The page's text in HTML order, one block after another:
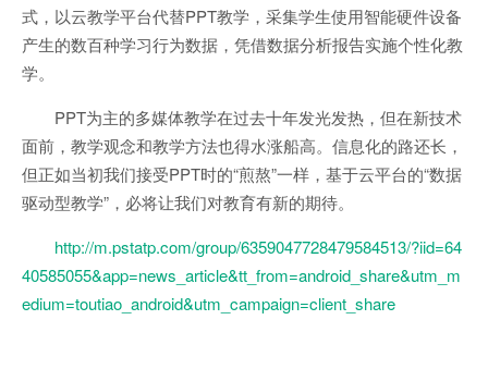
式，以云教学平台代替PPT教学，采集学生使用智能硬件设备
产生的数百种学习行为数据，凭借数据分析报告实施个性化教
学。
PPT为主的多媒体教学在过去十年发光发热，但在新技术
面前，教学观念和教学方法也得水涨船高。信息化的路还长，
但正如当初我们接受PPT时的“煎熬”一样，基于云平台的“数据
驱动型教学”，必将让我们对教育有新的期待。
http://m.pstatp.com/group/6359047728479584513/?iid=64
40585055&app=news_article&tt_from=android_share&utm_m
edium=toutiao_android&utm_campaign=client_share